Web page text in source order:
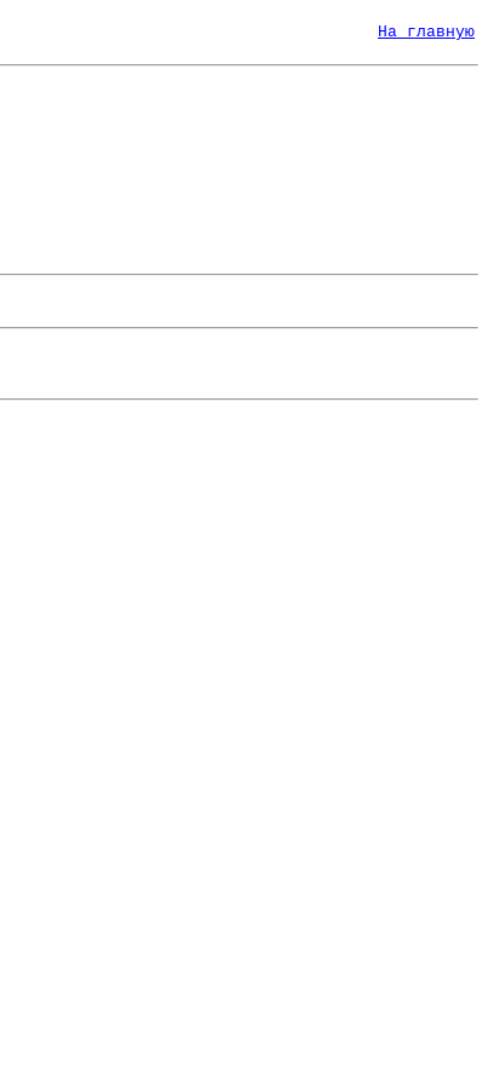
На главную